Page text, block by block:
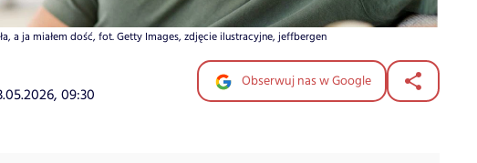
a ja miałem dość, fot. Getty Images, zdjęcie ilustracyjne, jeffbergen
09:30
Obserwuj nas w Google